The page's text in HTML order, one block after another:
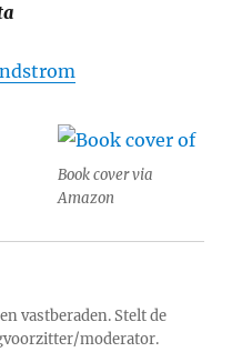
Book cover via
Amazon
vastberaden. Stelt de
moderator.